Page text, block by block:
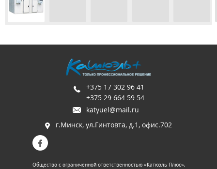
+375 17 302 96 41
+375 29 664 59 54
katyuel@mail.ru
г.Минск, ул.Гинтовта, д.1, офис.702
Общество с ограниченной ответственностью «Катюэль Плюс»,